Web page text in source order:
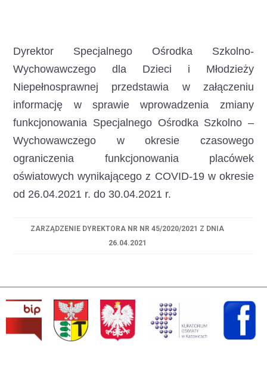
Dyrektor Specjalnego Ośrodka Szkolno-
Wychowawczego dla Dzieci i Młodzieży
Niepełnosprawnej przedstawia w załączeniu
informację w sprawie wprowadzenia zmiany
funkcjonowania Specjalnego Ośrodka Szkolno –
Wychowawczego w okresie czasowego
ograniczenia funkcjonowania placówek
oświatowych wynikającego z COVID-19 w okresie
od 26.04.2021 r. do 30.04.2021 r.
ZARZĄDZENIE DYREKTORA NR NR 45/2020/2021 Z DNIA
26.04.2021